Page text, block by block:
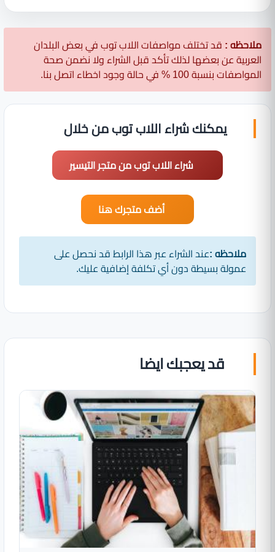
ملاحظه : قد تختلف مواصفات اللاب توب في بعض البلدان
العربية عن بعضها لذلك تأكد قبل الشراء ولا نضمن صحة
المواصفات بنسبة 100 % في حالة وجود اخطاء اتصل بنا.
يمكنك شراء اللاب توب من خلال
شراء اللاب توب من متجر التيسير
أضف متجرك هنا
ملاحظه :عند الشراء عبر هذا الرابط قد نحصل على
عمولة بسيطة دون أي تكلفة إضافية عليك.
قد يعجبك ايضا